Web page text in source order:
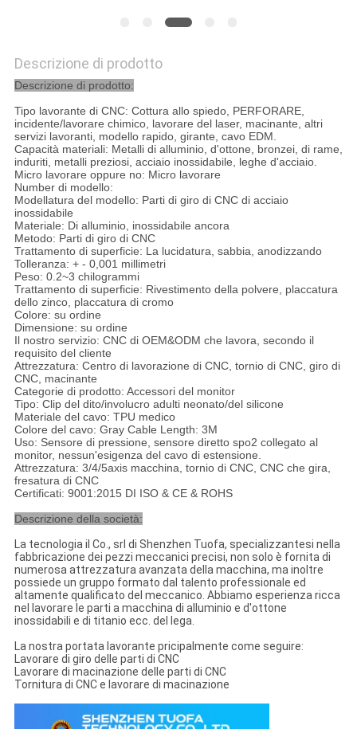
Descrizione di prodotto
Descrizione di prodotto:
Tipo lavorante di CNC: Cottura allo spiedo, PERFORARE,
incidente/lavorare chimico, lavorare del laser, macinante, altri
servizi lavoranti, modello rapido, girante, cavo EDM.
Capacità materiali: Metalli di alluminio, d'ottone, bronzei, di rame,
induriti, metalli preziosi, acciaio inossidabile, leghe d'acciaio.
Micro lavorare oppure no: Micro lavorare
Number di modello:
Modellatura del modello: Parti di giro di CNC di acciaio
inossidabile
Materiale: Di alluminio, inossidabile ancora
Metodo: Parti di giro di CNC
Trattamento di superficie: La lucidatura, sabbia, anodizzando
Tolleranza: + - 0,001 millimetri
Peso: 0.2~3 chilogrammi
Trattamento di superficie: Rivestimento della polvere, placcatura
dello zinco, placcatura di cromo
Colore: su ordine
Dimensione: su ordine
Il nostro servizio: CNC di OEM&ODM che lavora, secondo il
requisito del cliente
Attrezzatura: Centro di lavorazione di CNC, tornio di CNC, giro di
CNC, macinante
Categorie di prodotto: Accessori del monitor
Tipo: Clip del dito/involucro adulti neonato/del silicone
Materiale del cavo: TPU medico
Colore del cavo: Gray Cable Length: 3M
Uso: Sensore di pressione, sensore diretto spo2 collegato al
monitor, nessun'esigenza del cavo di estensione.
Attrezzatura: 3/4/5axis macchina, tornio di CNC, CNC che gira,
fresatura di CNC
Certificati: 9001:2015 DI ISO & CE & ROHS
Descrizione della società:
La tecnologia il Co., srl di Shenzhen Tuofa, specializzantesi nella
fabbricazione dei pezzi meccanici precisi, non solo è fornita di
numerosa attrezzatura avanzata della macchina, ma inoltre
possiede un gruppo formato dal talento professionale ed
altamente qualificato del meccanico. Abbiamo esperienza ricca
nel lavorare le parti a macchina di alluminio e d'ottone
inossidabili e di titanio ecc. del lega.
La nostra portata lavorante pricipalmente come seguire:
Lavorare di giro delle parti di CNC
Lavorare di macinazione delle parti di CNC
Tornitura di CNC e lavorare di macinazione